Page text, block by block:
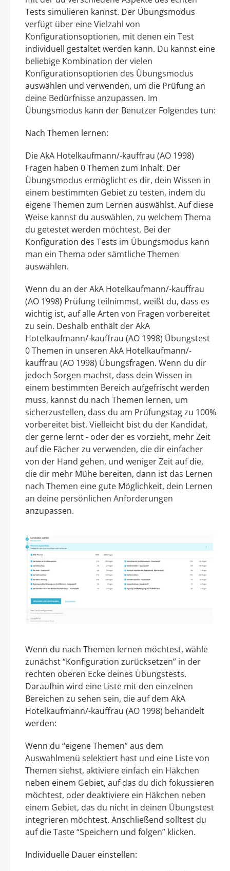
Tests simulieren kannst. Der Übungsmodus
verfügt über eine Vielzahl von
Konfigurationsoptionen, mit denen ein Test
individuell gestaltet werden kann. Du kannst eine
beliebige Kombination der vielen
Konfigurationsoptionen des Übungsmodus
auswählen und verwenden, um die Prüfung an
deine Bedürfnisse anzupassen. Im
Übungsmodus kann der Benutzer Folgendes tun:
Nach Themen lernen:
Die AkA Hotelkaufmann/-kauffrau (AO 1998)
Fragen haben 0 Themen zum Inhalt. Der
Übungsmodus ermöglicht es dir, dein Wissen in
einem bestimmten Gebiet zu testen, indem du
eigene Themen zum Lernen auswählst. Auf diese
Weise kannst du auswählen, zu welchem Thema
du getestet werden möchtest. Bei der
Konfiguration des Tests im Übungsmodus kann
man ein Thema oder sämtliche Themen
auswählen.
Wenn du an der AkA Hotelkaufmann/-kauffrau
(AO 1998) Prüfung teilnimmst, weißt du, dass es
wichtig ist, auf alle Arten von Fragen vorbereitet
zu sein. Deshalb enthält der AkA
Hotelkaufmann/-kauffrau (AO 1998) Übungstest
0 Themen in unseren AkA Hotelkaufmann/-
kauffrau (AO 1998) Übungsfragen. Wenn du dir
jedoch Sorgen machst, dass dein Wissen in
einem bestimmten Bereich aufgefrischt werden
muss, kannst du nach Themen lernen, um
sicherzustellen, dass du am Prüfungstag zu 100%
vorbereitet bist. Vielleicht bist du der Kandidat,
der gerne lernt - oder der es vorzieht, mehr Zeit
auf die Fächer zu verwenden, die dir einfacher
von der Hand gehen, und weniger Zeit auf die,
die dir mehr Mühe bereiten, dann ist das Lernen
nach Themen eine gute Möglichkeit, dein Lernen
an deine persönlichen Anforderungen
anzupassen.
Wenn du nach Themen lernen möchtest, wähle
zunächst “Konfiguration zurücksetzen” in der
rechten oberen Ecke deines Übungstests.
Daraufhin wird eine Liste mit den einzelnen
Bereichen zu sehen sein, die auf dem AkA
Hotelkaufmann/-kauffrau (AO 1998) behandelt
werden:
Wenn du “eigene Themen” aus dem
Auswahlmenü selektiert hast und eine Liste von
Themen siehst, aktiviere einfach ein Häkchen
neben einem Gebiet, auf das du dich fokussieren
möchtest, oder deaktiviere ein Häkchen neben
einem Gebiet, das du nicht in deinen Übungstest
integrieren möchtest. Anschließend solltest du
auf die Taste “Speichern und folgen” klicken.
Individuelle Dauer einstellen: